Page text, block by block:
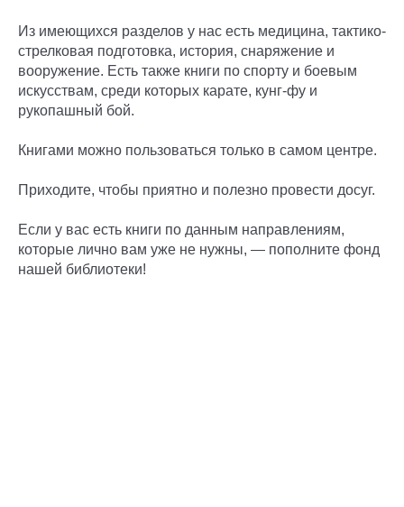
Из имеющихся разделов у нас есть медицина, тактико-
стрелковая подготовка, история, снаряжение и
вооружение. Есть также книги по спорту и боевым
искусствам, среди которых карате, кунг-фу и
рукопашный бой.
Книгами можно пользоваться только в самом центре.
Приходите, чтобы приятно и полезно провести досуг.
Если у вас есть книги по данным направлениям,
которые лично вам уже не нужны, — пополните фонд
нашей библиотеки!